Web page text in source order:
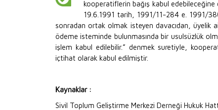
kooperatiflerin bağış kabul edebileceğine
19.6.1991 tarih, 1991/11-284 e. 1991/
sonradan ortak olmak isteyen davacıdan, üyelik
ödeme isteminde bulunmasında bir usulsüzlük
işlem kabul edilebilir.” denmek suretiyle,
içtihat olarak kabul edilmiştir.
Kaynaklar :
Sivil Toplum Geliştirme Merkezi Derneği Hukuk